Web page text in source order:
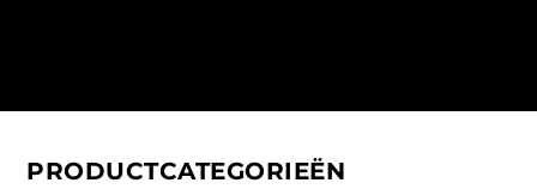
PRODUCTCATEGORIEËN